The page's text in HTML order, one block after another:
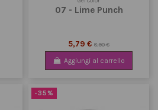
07 - Lime Punch
5,79 €8,90 €
Aggiungi al carrello
-35%